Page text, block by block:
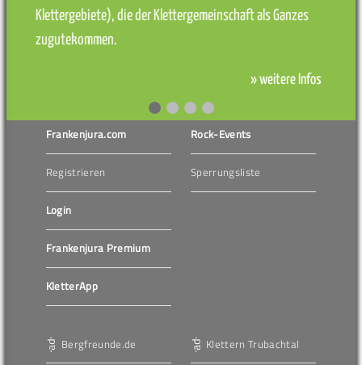
Klettergebiete), die der Klettergemeinschaft als Ganzes
zugutekommen.
» weitere Infos
Frankenjura.com
Registrieren
Login
Frankenjura Premium
KletterApp
Rock-Events
Sperrungsliste
Bergfreunde.de Klettern Trubachtal